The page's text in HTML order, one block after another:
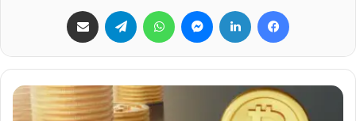
فيسبوك لينكدإن ماسنجر واتساب تيلقرام